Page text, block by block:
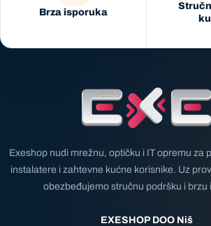
Brza isporuka
Exeshop nudi mrežnu, optičku i IT opremu za
instalatere i zahtevne kućne korisnike. Uz
obezbeđujemo stručnu podršku i brzu
EXESHOP DOO Niš